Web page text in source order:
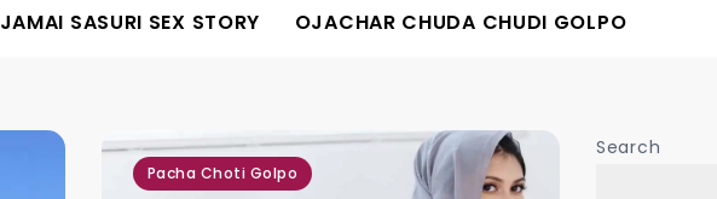
JAMAI SASURI SEX STORY OJACHAR CHUDA CHUDI GOLPO
Pacha Choti Golpo
Search